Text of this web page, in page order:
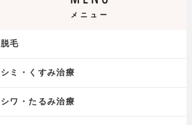
メニュー
脱毛
シミ・くすみ治療
シワ・たるみ治療